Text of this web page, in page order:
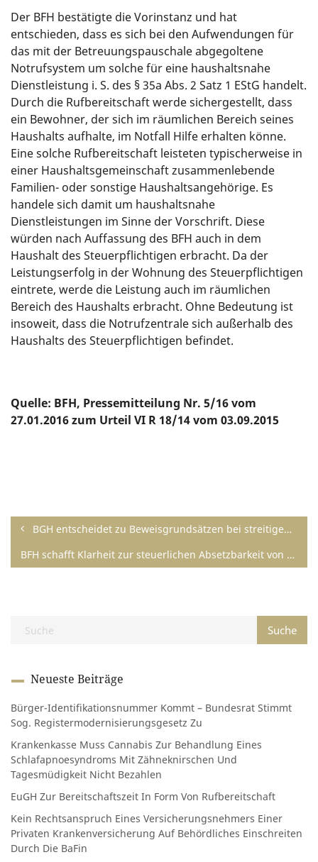
Der BFH bestätigte die Vorinstanz und hat
entschieden, dass es sich bei den Aufwendungen für
das mit der Betreuungspauschale abgegoltene
Notrufsystem um solche für eine haushaltsnahe
Dienstleistung i. S. des § 35a Abs. 2 Satz 1 EStG handelt.
Durch die Rufbereitschaft werde sichergestellt, dass
ein Bewohner, der sich im räumlichen Bereich seines
Haushalts aufhalte, im Notfall Hilfe erhalten könne.
Eine solche Rufbereitschaft leisteten typischerweise in
einer Haushaltsgemeinschaft zusammenlebende
Familien- oder sonstige Haushaltsangehörige. Es
handele sich damit um haushaltsnahe
Dienstleistungen im Sinne der Vorschrift. Diese
würden nach Auffassung des BFH auch in dem
Haushalt des Steuerpflichtigen erbracht. Da der
Leistungserfolg in der Wohnung des Steuerpflichtigen
eintrete, werde die Leistung auch im räumlichen
Bereich des Haushalts erbracht. Ohne Bedeutung ist
insoweit, dass die Notrufzentrale sich außerhalb des
Haushalts des Steuerpflichtigen befindet.
Quelle: BFH, Pressemitteilung Nr. 5/16 vom
27.01.2016 zum Urteil VI R 18/14 vom 03.09.2015
BGH entscheidet zu Beweisgrundsätzen bei streitigen Zahlungsaufträgen im Onlinebanking
BFH schafft Klarheit zur steuerlichen Absetzbarkeit von teilweise beruflich genutzten Räumen
Neueste Beiträge
Bürger-Identifikationsnummer Kommt – Bundesrat Stimmt
Sog. Registermodernisierungsgesetz Zu
Krankenkasse Muss Cannabis Zur Behandlung Eines
Schlafapnoesyndroms Mit Zähneknirschen Und
Tagesmüdigkeit Nicht Bezahlen
EuGH Zur Bereitschaftszeit In Form Von Rufbereitschaft
Kein Rechtsanspruch Eines Versicherungsnehmers Einer
Privaten Krankenversicherung Auf Behördliches Einschreiten
Durch Die BaFin